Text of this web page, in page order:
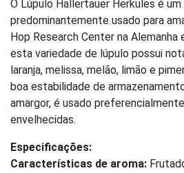
5
O Lúpulo Hallertauer Herkules é
predominantemente usado para
Hop Research Center na Alemanha
esta variedade de lúpulo possui
laranja, melissa, melão, limão e
boa estabilidade de
amargor, é usado
envelhecidas.
Especificações:
Características de aroma: